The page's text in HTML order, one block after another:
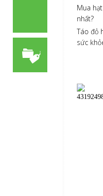
Mua
nhất?
Táo đỏ
sức